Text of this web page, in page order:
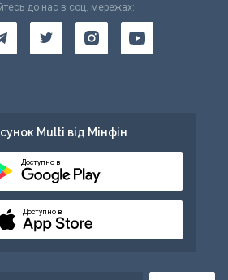
до нас в соц. мережах:
Multi від Мінфін
Доступно в
Доступно в